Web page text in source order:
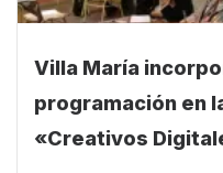
Villa María
programación en
«Creativos